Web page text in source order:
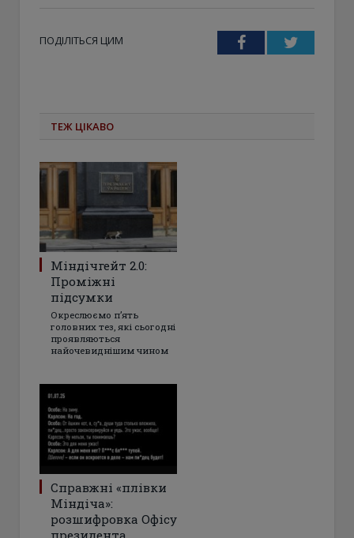
ПОДІЛІТЬСЯ ЦИМ FacebookTwitter
ТЕЖ ЦІКАВО
Міндічгейт 2.0:
Проміжні
підсумки
Окреслюємо пʼять
головних тез, які сьогодні
проявляються
найочевиднішим чином
Справжні «плівки
Міндіча»:
розшифровка Офісу
президента